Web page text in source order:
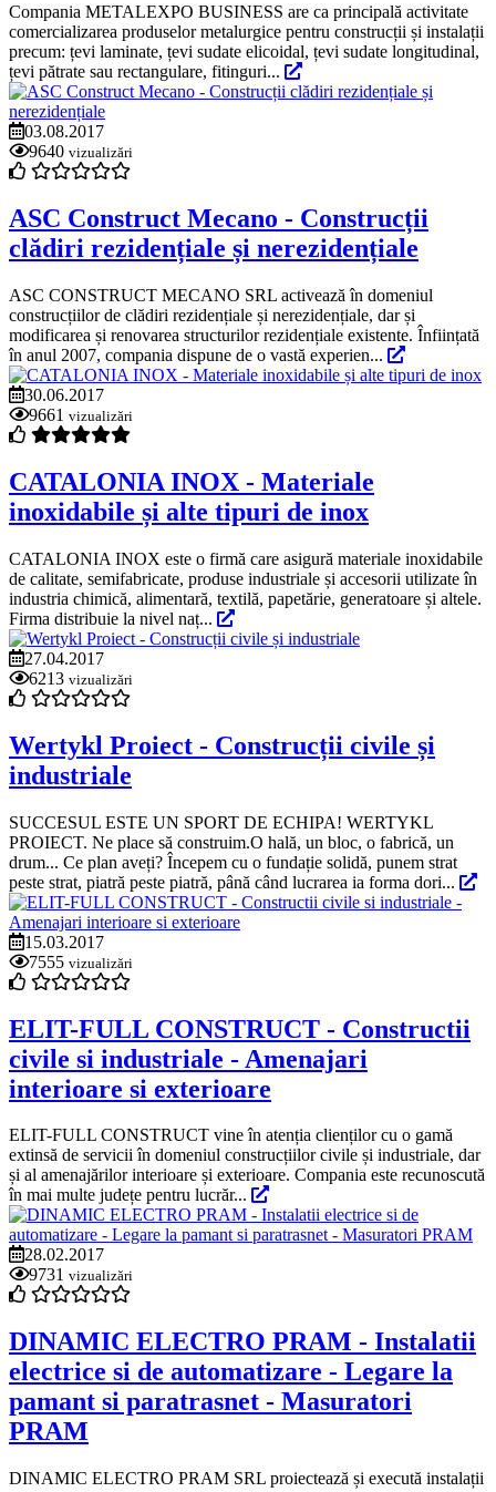
Compania METALEXPO BUSINESS are ca principală activitate
comercializarea produselor metalurgice pentru construcții și instalații
precum: țevi laminate, țevi sudate elicoidal, țevi sudate longitudinal,
țevi pătrate sau rectangulare, fitinguri...
03.08.2017
9640 vizualizări
ASC Construct Mecano - Construcții
clădiri rezidențiale și nerezidențiale
ASC CONSTRUCT MECANO SRL activează în domeniul
construcțiilor de clădiri rezidențiale și nerezidențiale, dar și
modificarea și renovarea structurilor rezidențiale existente. Înființată
în anul 2007, compania dispune de o vastă experien...
30.06.2017
9661 vizualizări
CATALONIA INOX - Materiale
inoxidabile și alte tipuri de inox
CATALONIA INOX este o firmă care asigură materiale inoxidabile
de calitate, semifabricate, produse industriale și accesorii utilizate în
industria chimică, alimentară, textilă, papetărie, generatoare și altele.
Firma distribuie la nivel naț...
27.04.2017
6213 vizualizări
Wertykl Proiect - Construcții civile și
industriale
SUCCESUL ESTE UN SPORT DE ECHIPA! WERTYKL
PROIECT. Ne place să construim.O hală, un bloc, o fabrică, un
drum... Ce plan aveți? Începem cu o fundație solidă, punem strat
peste strat, piatră peste piatră, până când lucrarea ia forma dori...
15.03.2017
7555 vizualizări
ELIT-FULL CONSTRUCT - Constructii
civile si industriale - Amenajari
interioare si exterioare
ELIT-FULL CONSTRUCT vine în atenția clienților cu o gamă
extinsă de servicii în domeniul construcțiilor civile și industriale, dar
și al amenajărilor interioare și exterioare. Compania este recunoscută
în mai multe județe pentru lucrăr...
28.02.2017
9731 vizualizări
DINAMIC ELECTRO PRAM - Instalatii
electrice si de automatizare - Legare la
pamant si paratrasnet - Masuratori
PRAM
DINAMIC ELECTRO PRAM SRL proiectează și execută instalații